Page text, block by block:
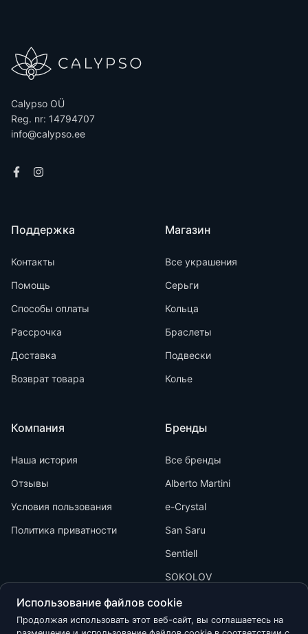
Calypso OÜ
Reg. nr: 14794707
info@calypso.ee
Поддержка
Контакты
Помощь
Способы оплаты
Рассрочка
Доставка
Возврат товара
Компания
Наша история
Отзывы
Условия пользования
Политика приватности
Магазин
Все украшения
Серьги
Кольца
Браслеты
Подвески
Колье
Бренды
Все бренды
Alberto Martini
e-Crystal
San Saru
Sentiell
SOKOLOV
Использование файлов cookie
Продолжая использовать этот веб-сайт, вы соглашаетесь на